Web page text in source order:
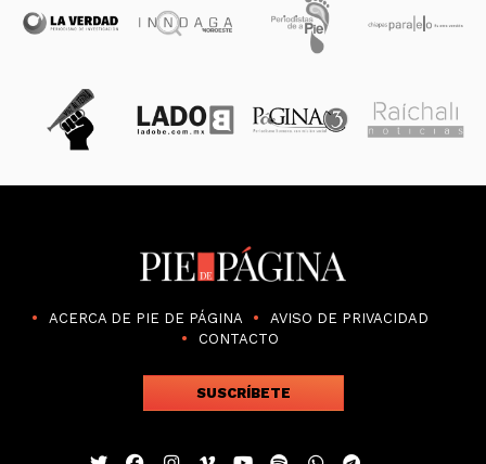
ACERCA DE PIE DE PÁGINA
AVISO DE PRIVACIDAD
CONTACTO
SUSCRÍBETE